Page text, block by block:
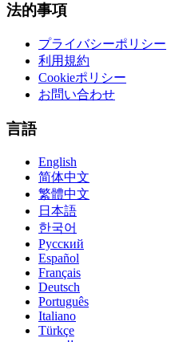
法的事項
プライバシーポリシー
利用規約
Cookieポリシー
お問い合わせ
言語
English
简体中文
繁體中文
日本語
한국어
Русский
Español
Français
Deutsch
Português
Italiano
Türkçe